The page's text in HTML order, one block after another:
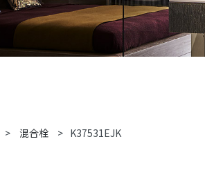
> 混合栓 > K37531EJK